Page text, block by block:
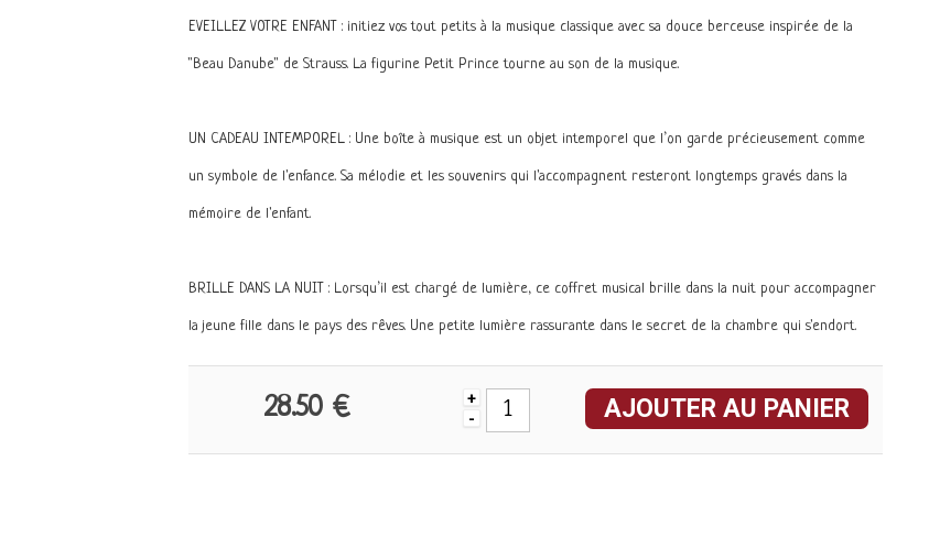
EVEILLEZ VOTRE ENFANT : initiez vos tout petits à la musique classique avec sa douce berceuse inspirée de la
"Beau Danube" de Strauss. La figurine Petit Prince tourne au son de la musique.
UN CADEAU INTEMPOREL : Une boîte à musique est un objet intemporel que l’on garde précieusement comme
un symbole de l'enfance. Sa mélodie et les souvenirs qui l'accompagnent resteront longtemps gravés dans la
mémoire de l'enfant.
BRILLE DANS LA NUIT : Lorsqu’il est chargé de lumière, ce coffret musical brille dans la nuit pour accompagner
la jeune fille dans le pays des rêves. Une petite lumière rassurante dans le secret de la chambre qui s'endort.
28.50 €
+
-
AJOUTER AU PANIER